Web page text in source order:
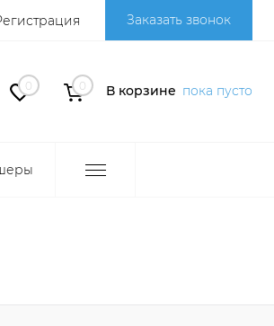
Заказать звонок
0 0 В корзине пока пусто